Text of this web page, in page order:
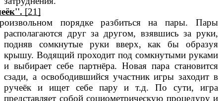
[21]
порядке разбиться на пары. Пары
располагаются друг за другом, взявшись за руки,
подняв сомкнутые руки вверх, как бы образуя
крышу. Водящий проходит под сомкнутыми руками
и выбирает себе партнёра. Новая пара становится
сзади, а освободившийся участник игры заходит в
ручеёк и ищет себе пару и т.д. По сути, игра
представляет собой социометрическую процедуру и